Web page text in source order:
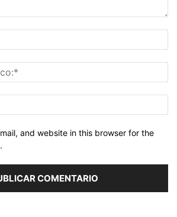
and website in this browser for the